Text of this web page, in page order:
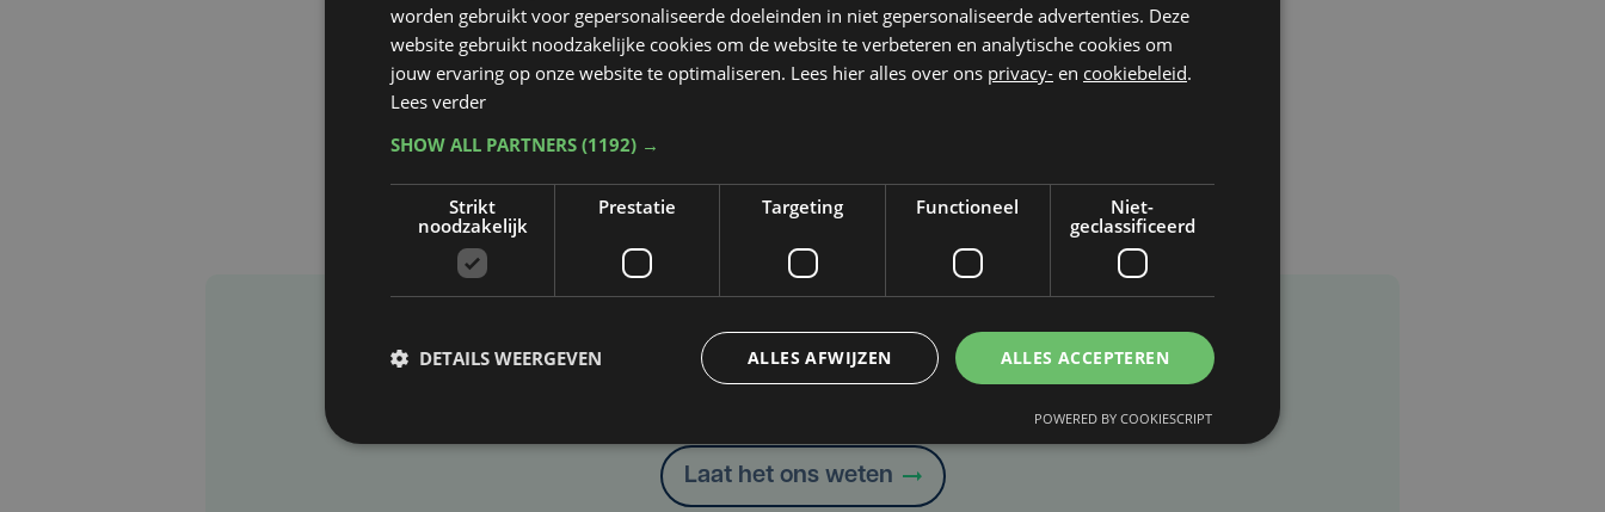
Taalfout opgemerkt?
Laat het ons weten
worden gebruikt voor gepersonaliseerde doeleinden in niet gepersonaliseerde advertenties. Deze
website gebruikt noodzakelijke cookies om de website te verbeteren en analytische cookies om
jouw ervaring op onze website te optimaliseren. Lees hier alles over ons privacy- en cookiebeleid.
Lees verder
SHOW ALL PARTNERS (1192) →
Strikt
noodzakelijk
Prestatie Targeting Functioneel
Niet-
geclassificeerd
ALLES ACCEPTEREN
ALLES AFWIJZEN
DETAILS WEERGEVEN
POWERED BY COOKIESCRIPT